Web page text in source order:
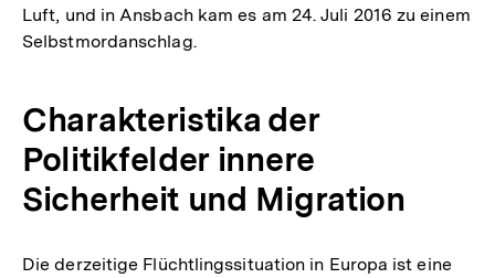
Luft, und in Ansbach kam es am 24. Juli 2016 zu einem
Selbstmordanschlag.
Charakteristika der
Politikfelder innere
Sicherheit und Migration
Die derzeitige Flüchtlingssituation in Europa ist eine